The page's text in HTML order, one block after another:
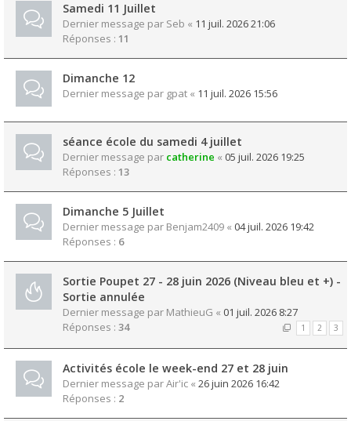
Samedi 11 Juillet
Dernier message par Seb « 11 juil. 2026 21:06
Réponses : 11
Dimanche 12
Dernier message par gpat « 11 juil. 2026 15:56
séance école du samedi 4 juillet
Dernier message par catherine « 05 juil. 2026 19:25
Réponses : 13
Dimanche 5 Juillet
Dernier message par Benjam2409 « 04 juil. 2026 19:42
Réponses : 6
Sortie Poupet 27 - 28 juin 2026 (Niveau bleu et +) -
Sortie annulée
Dernier message par MathieuG « 01 juil. 2026 8:27
Réponses : 34 1 2 3
Activités école le week-end 27 et 28 juin
Dernier message parAir'ic « 26 juin 2026 16:42
Réponses : 2